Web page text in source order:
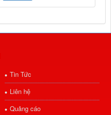
Tin Tức
Liên hệ
Quảng cáo